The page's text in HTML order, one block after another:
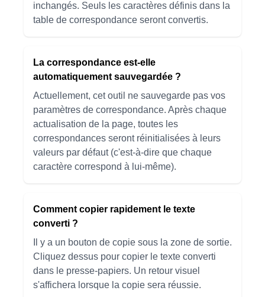
inchangés. Seuls les caractères définis dans la
table de correspondance seront convertis.
La correspondance est-elle
automatiquement sauvegardée ?
Actuellement, cet outil ne sauvegarde pas vos
paramètres de correspondance. Après chaque
actualisation de la page, toutes les
correspondances seront réinitialisées à leurs
valeurs par défaut (c'est-à-dire que chaque
caractère correspond à lui-même).
Comment copier rapidement le texte
converti ?
Il y a un bouton de copie sous la zone de sortie.
Cliquez dessus pour copier le texte converti
dans le presse-papiers. Un retour visuel
s'affichera lorsque la copie sera réussie.